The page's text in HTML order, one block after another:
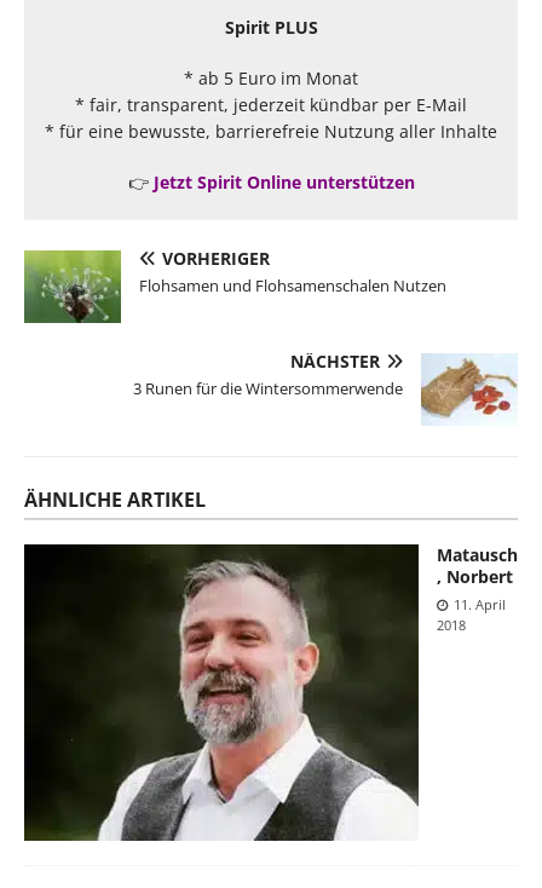
Spirit PLUS
* ab 5 Euro im Monat
* fair, transparent, jederzeit kündbar per E-Mail
* für eine bewusste, barrierefreie Nutzung aller Inhalte
👉 Jetzt Spirit Online unterstützen
VORHERIGER
Flohsamen und Flohsamenschalen Nutzen
NÄCHSTER
3 Runen für die Wintersommerwende
ÄHNLICHE ARTIKEL
Matausch
, Norbert
11. April
2018